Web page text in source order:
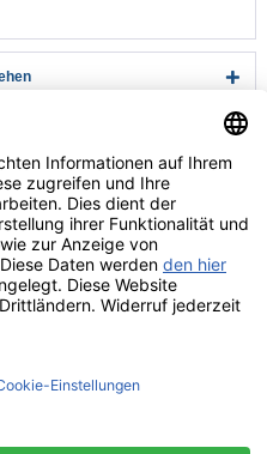
und zzgl.Versandkosten
30 Tage vor der Preisermäßigung.